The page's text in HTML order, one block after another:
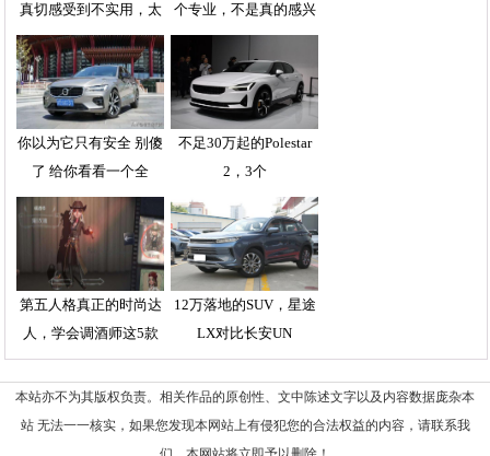
真切感受到不实用，太
个专业，不是真的感兴
你以为它只有安全 别傻
了 给你看看一个全
不足30万起的Polestar
2，3个
第五人格真正的时尚达
人，学会调酒师这5款
12万落地的SUV，星途
LX对比长安UN
本站亦不为其版权负责。相关作品的原创性、文中陈述文字以及内容数据庞杂本
站 无法一一核实，如果您发现本网站上有侵犯您的合法权益的内容，请联系我